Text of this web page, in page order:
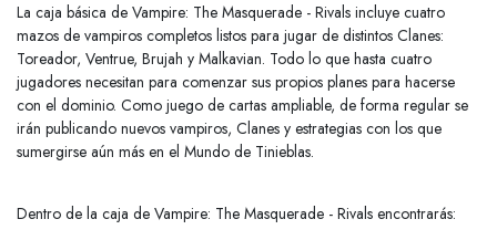
La caja básica de Vampire: The Masquerade - Rivals incluye cuatro
mazos de vampiros completos listos para jugar de distintos Clanes:
Toreador, Ventrue, Brujah y Malkavian. Todo lo que hasta cuatro
jugadores necesitan para comenzar sus propios planes para hacerse
con el dominio. Como juego de cartas ampliable, de forma regular se
irán publicando nuevos vampiros, Clanes y estrategias con los que
sumergirse aún más en el Mundo de Tinieblas.
Dentro de la caja de Vampire: The Masquerade - Rivals encontrarás: